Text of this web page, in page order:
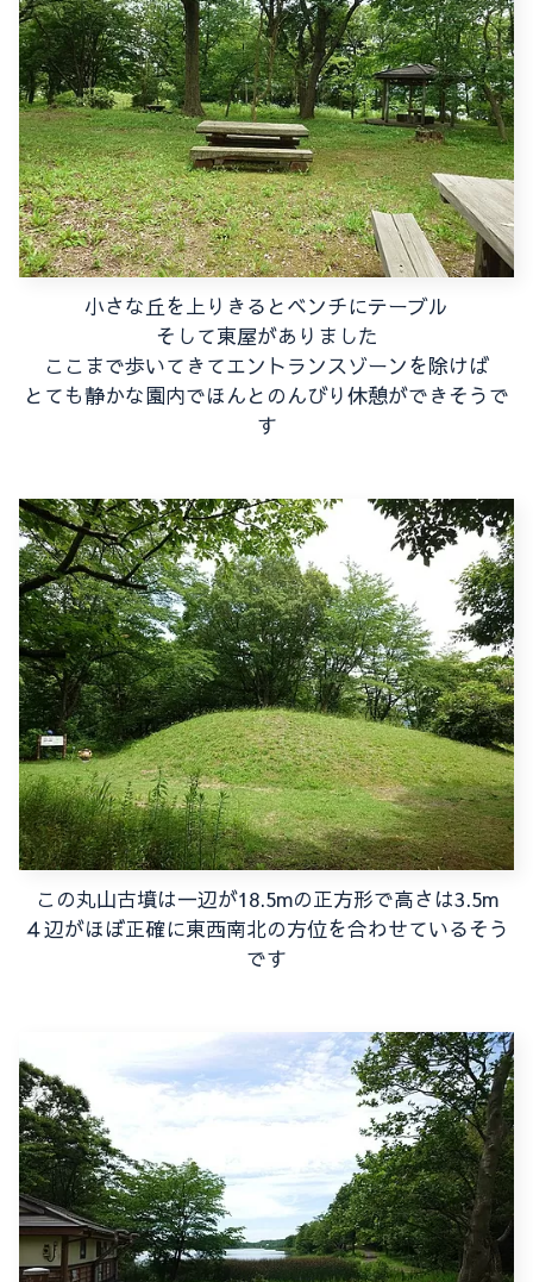
小さな丘を上りきるとベンチにテーブル
そして東屋がありました
ここまで歩いてきてエントランスゾーンを除けば
とても静かな園内でほんとのんびり休憩ができそうで
す
この丸山古墳は一辺が18.5mの正方形で高さは3.5m
４辺がほぼ正確に東西南北の方位を合わせているそう
です